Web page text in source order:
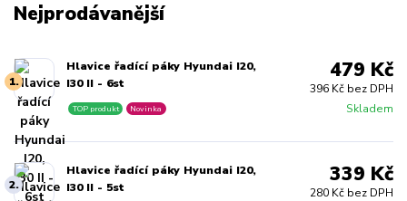
Nejprodávanější
1.
Hlavice řadící páky Hyundai I20,
I30 II - 6st
Skladem
TOP produkt Novinka
479 Kč
396 Kč bez DPH
2.
Hlavice řadící páky Hyundai I20,
I30 II - 5st
339 Kč
280 Kč bez DPH